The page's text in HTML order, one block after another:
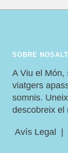
SOBRE
A Viu el Món,
viatgers
somnis.
descobreix el
Avís Legal |